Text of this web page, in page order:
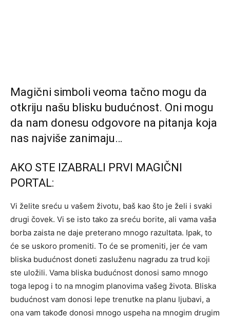
Magični simboli veoma tačno mogu da
otkriju našu blisku budućnost. Oni mogu
da nam donesu odgovore na pitanja koja
nas najviše zanimaju…
AKO STE IZABRALI PRVI MAGIČNI
PORTAL:
Vi želite sreću u vašem životu, baš kao što je želi i svaki
drugi čovek. Vi se isto tako za sreću borite, ali vama vaša
borba zaista ne daje preterano mnogo razultata. Ipak, to
će se uskoro promeniti. To će se promeniti, jer će vam
bliska budućnost doneti zasluženu nagradu za trud koji
ste uložili. Vama bliska budućnost donosi samo mnogo
toga lepog i to na mnogim planovima vašeg života. Bliska
budućnost vam donosi lepe trenutke na planu ljubavi, a
ona vam takođe donosi mnogo uspeha na mnogim drugim